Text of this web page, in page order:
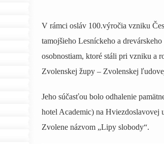
V rámci osláv 100.výročia vzniku
tamojšieho Lesníckeho a
osobnostiam, ktoré stáli pri vzniku a
Zvolenskej župy – Zvolenskej
Jeho súčasťou bolo odhalenie
hotel Academic) na Hviezdoslavovej
Zvolene názvom „Lipy slobody“.